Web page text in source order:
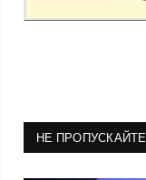
НЕ ПРОПУСКАЙТЕ